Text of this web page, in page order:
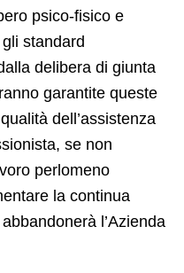
psico-fisico e
standard
delibera di giunta
garantite queste
dell’assistenza
se non
perlomeno
la continua
l’Azienda